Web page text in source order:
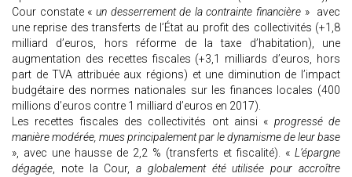
Cour constate « un desserrement de la contrainte financière » avec
une reprise des transferts de l’État au profit des collectivités (+1,8
milliard d’euros, hors réforme de la taxe d’habitation), une
augmentation des recettes fiscales (+3,1 milliards d’euros, hors
part de TVA attribuée aux régions) et une diminution de l’impact
budgétaire des normes nationales sur les finances locales (400
millions d’euros contre 1 milliard d’euros en 2017).
Les recettes fiscales des collectivités ont ainsi « progressé de
manière modérée, mues principalement par le dynamisme de leur base
», avec une hausse de 2,2 % (transferts et fiscalité). « L’épargne
dégagée, note la Cour, a globalement été utilisée pour accroître